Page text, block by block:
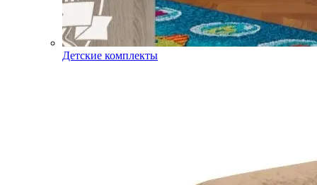
Детские комплекты